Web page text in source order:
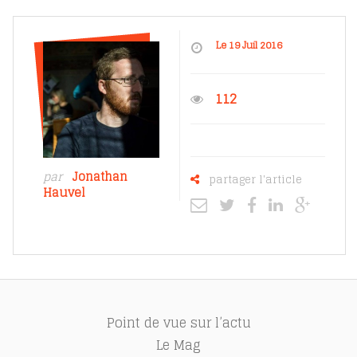
par Jonathan
Hauvel
Le 19 Juil 2016
112
partager l'article
Point de vue sur l’actu
Le Mag